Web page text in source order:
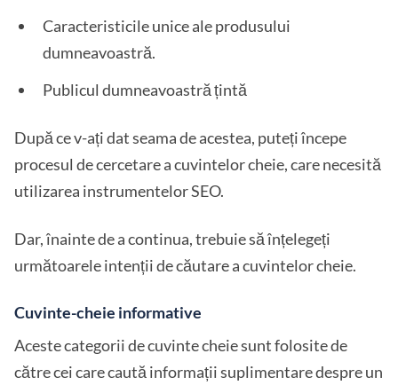
Caracteristicile unice ale produsului
dumneavoastră.
Publicul dumneavoastră țintă
După ce v-ați dat seama de acestea, puteți începe
procesul de cercetare a cuvintelor cheie, care necesită
utilizarea instrumentelor SEO.
Dar, înainte de a continua, trebuie să înțelegeți
următoarele intenții de căutare a cuvintelor cheie.
Cuvinte-cheie informative
Aceste categorii de cuvinte cheie sunt folosite de
către cei care caută informații suplimentare despre un